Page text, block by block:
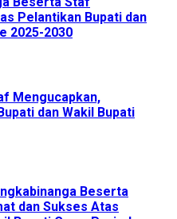
Pelantikan Bupati dan
2025-2030
Mengucapkan,
dan Wakil Bupati
Beserta
dan Sukses Atas